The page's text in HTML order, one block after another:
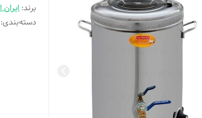
برند:
دسته‌بندی